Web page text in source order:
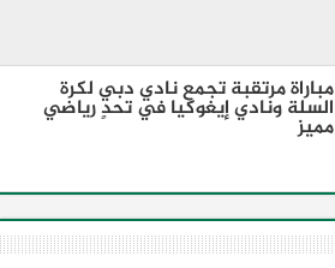
مباراة مرتقبة تجمع نادي دبي لكرة
السلة ونادي إيغوكيا في تحدٍ رياضي
مميز